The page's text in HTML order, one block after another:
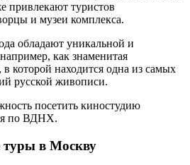
привлекают туристов
и музеи комплекса.
обладают уникальной и
как знаменитая
, в которой находится одна из самых
русской живописи.
посетить киностудию
по ВДНХ.
в Москву